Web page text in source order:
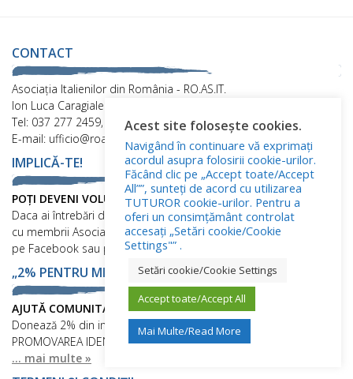
CONTACT
Asociaţia Italienilor din România - RO.AS.IT.
Ion Luca Caragiale 24, Sector 2, București
Tel: 037 277 2459, Fax: 021 313 3064
E-mail: ufficio@roasit.ro
IMPLICĂ-TE!
POȚI DEVENI VOLUNTAR!
Daca ai întrebări despre cum e să fii voluntar, nu ezita să discuți
cu membrii Asociației Italienilor din România RO.AS.IT.! Scrie-ne
pe Facebook sau pe e-mail la ufficio@roasit.ro!
„2% PENTRU MINORITATE”
AJUTĂ COMUNITATEA!
Donează 2% din impozitul pe venit pentru CONSERVAREA și
PROMOVAREA IDENTITĂȚII ETNIEI ITALIENE DIN ROMÂNIA!
... mai multe »
Acest site folosește cookies.
Navigând în continuare vă exprimați
acordul asupra folosirii cookie-urilor.
Făcând clic pe „Accept toate/Accept
All””, sunteți de acord cu utilizarea
TUTUROR cookie-urilor. Pentru a
oferi un consimțământ controlat
accesați „Setări cookie/Cookie
Settings"” .
Setări cookie/Cookie Settings
Accept toate/Accept All
Mai Multe/Read More